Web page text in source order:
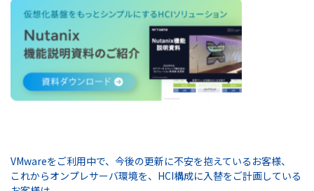
VMwareをご利用中で、今後の更新に不安を抱えているお客様、
これからオンプレサーバ環境を、HCI構成に入替をご計画している